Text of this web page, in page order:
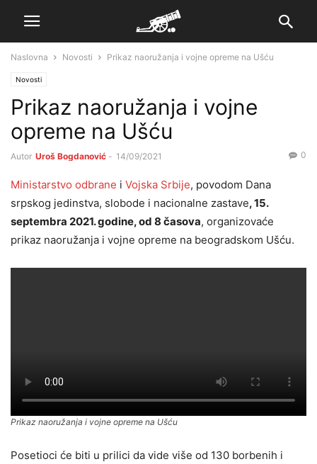
Naslovna Novosti Prikaz naoružanja i vojne opreme na Ušću
Novosti
Prikaz naoružanja i vojne
opreme na Ušću
Autor Uroš Bogdanović - 14/09/2021 0
Ministarstvo odbrane i Vojska Srbije, povodom Dana
srpskog jedinstva, slobode i nacionalne zastave, 15.
septembra 2021. godine, od 8 časova, organizovaće
prikaz naoružanja i vojne opreme na beogradskom Ušću.
Prikaz naoružanja i vojne opreme na Ušću
Posetioci će biti u prilici da vide više od 130 borbenih i